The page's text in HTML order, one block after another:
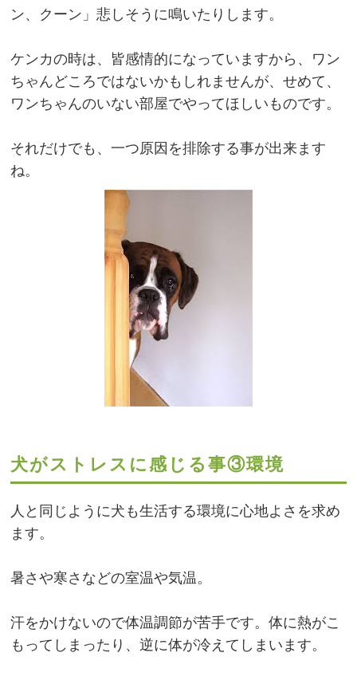
ン、クーン」悲しそうに鳴いたりします。
ケンカの時は、皆感情的になっていますから、ワン
ちゃんどころではないかもしれませんが、せめて、
ワンちゃんのいない部屋でやってほしいものです。
それだけでも、一つ原因を排除する事が出来ます
ね。
犬がストレスに感じる事③環境
人と同じように犬も生活する環境に心地よさを求め
ます。
暑さや寒さなどの室温や気温。
汗をかけないので体温調節が苦手です。体に熱がこ
もってしまったり、逆に体が冷えてしまいます。